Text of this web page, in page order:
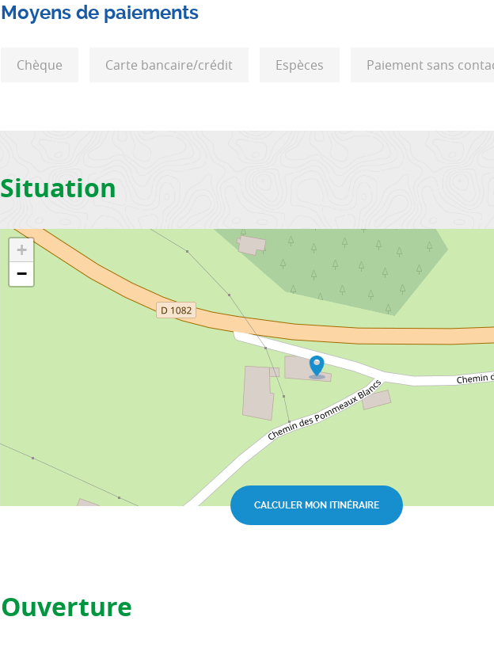
Moyens de paiements
Chèque Carte bancaire/crédit Espèces Paiement sans
Situation
+
−
CALCULER MON ITINÉRAIRE
Ouverture